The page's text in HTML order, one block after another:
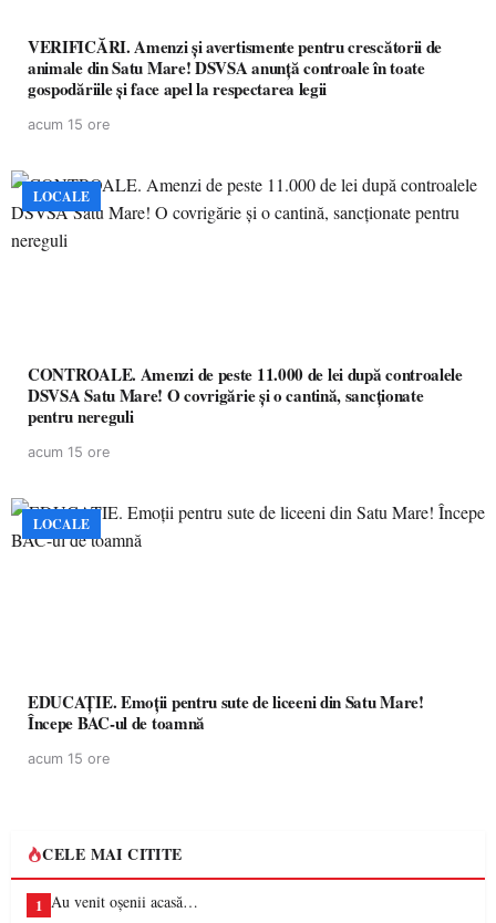
VERIFICĂRI. Amenzi și avertismente pentru crescătorii de
animale din Satu Mare! DSVSA anunță controale în toate
gospodăriile și face apel la respectarea legii
acum 15 ore
LOCALE
CONTROALE. Amenzi de peste 11.000 de lei după controalele
DSVSA Satu Mare! O covrigărie și o cantină, sancționate
pentru nereguli
acum 15 ore
LOCALE
EDUCAȚIE. Emoții pentru sute de liceeni din Satu Mare!
Începe BAC-ul de toamnă
acum 15 ore
CELE MAI CITITE
1 Au venit oșenii acasă…